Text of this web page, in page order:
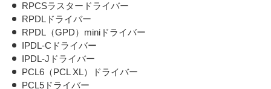
RPCSラスタードライバー
RPDLドライバー
RPDL（GPD）miniドライバー
IPDL-Cドライバー
IPDL-Jドライバー
PCL6（PCL XL）ドライバー
PCL5ドライバー